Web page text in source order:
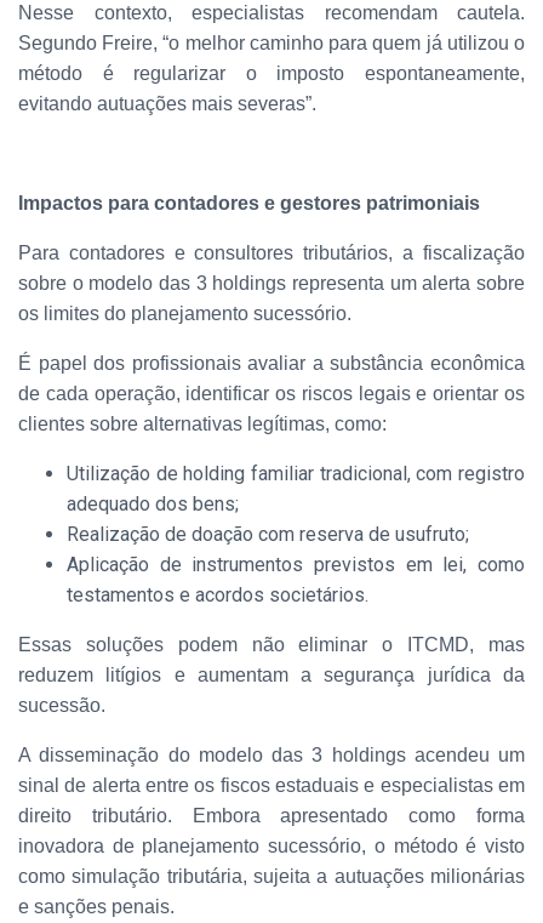
Nesse contexto, especialistas recomendam cautela.
Segundo Freire, “o melhor caminho para quem já utilizou o
método é regularizar o imposto espontaneamente,
evitando autuações mais severas”.
Impactos para contadores e gestores patrimoniais
Para contadores e consultores tributários, a fiscalização
sobre o modelo das 3 holdings representa um alerta sobre
os limites do planejamento sucessório.
É papel dos profissionais avaliar a substância econômica
de cada operação, identificar os riscos legais e orientar os
clientes sobre alternativas legítimas, como:
Utilização de holding familiar tradicional, com registro
adequado dos bens;
Realização de doação com reserva de usufruto;
Aplicação de instrumentos previstos em lei, como
testamentos e acordos societários.
Essas soluções podem não eliminar o ITCMD, mas
reduzem litígios e aumentam a segurança jurídica da
sucessão.
A disseminação do modelo das 3 holdings acendeu um
sinal de alerta entre os fiscos estaduais e especialistas em
direito tributário. Embora apresentado como forma
inovadora de planejamento sucessório, o método é visto
como simulação tributária, sujeita a autuações milionárias
e sanções penais.